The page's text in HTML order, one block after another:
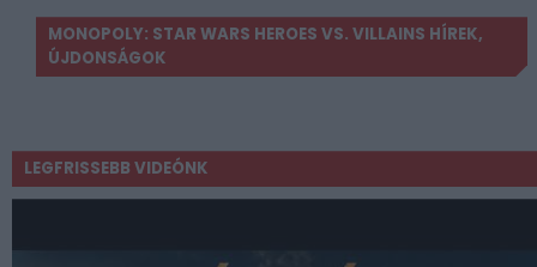
MONOPOLY: STAR WARS HEROES VS. VILLAINS HÍREK,
ÚJDONSÁGOK
LEGFRISSEBB VIDEÓNK